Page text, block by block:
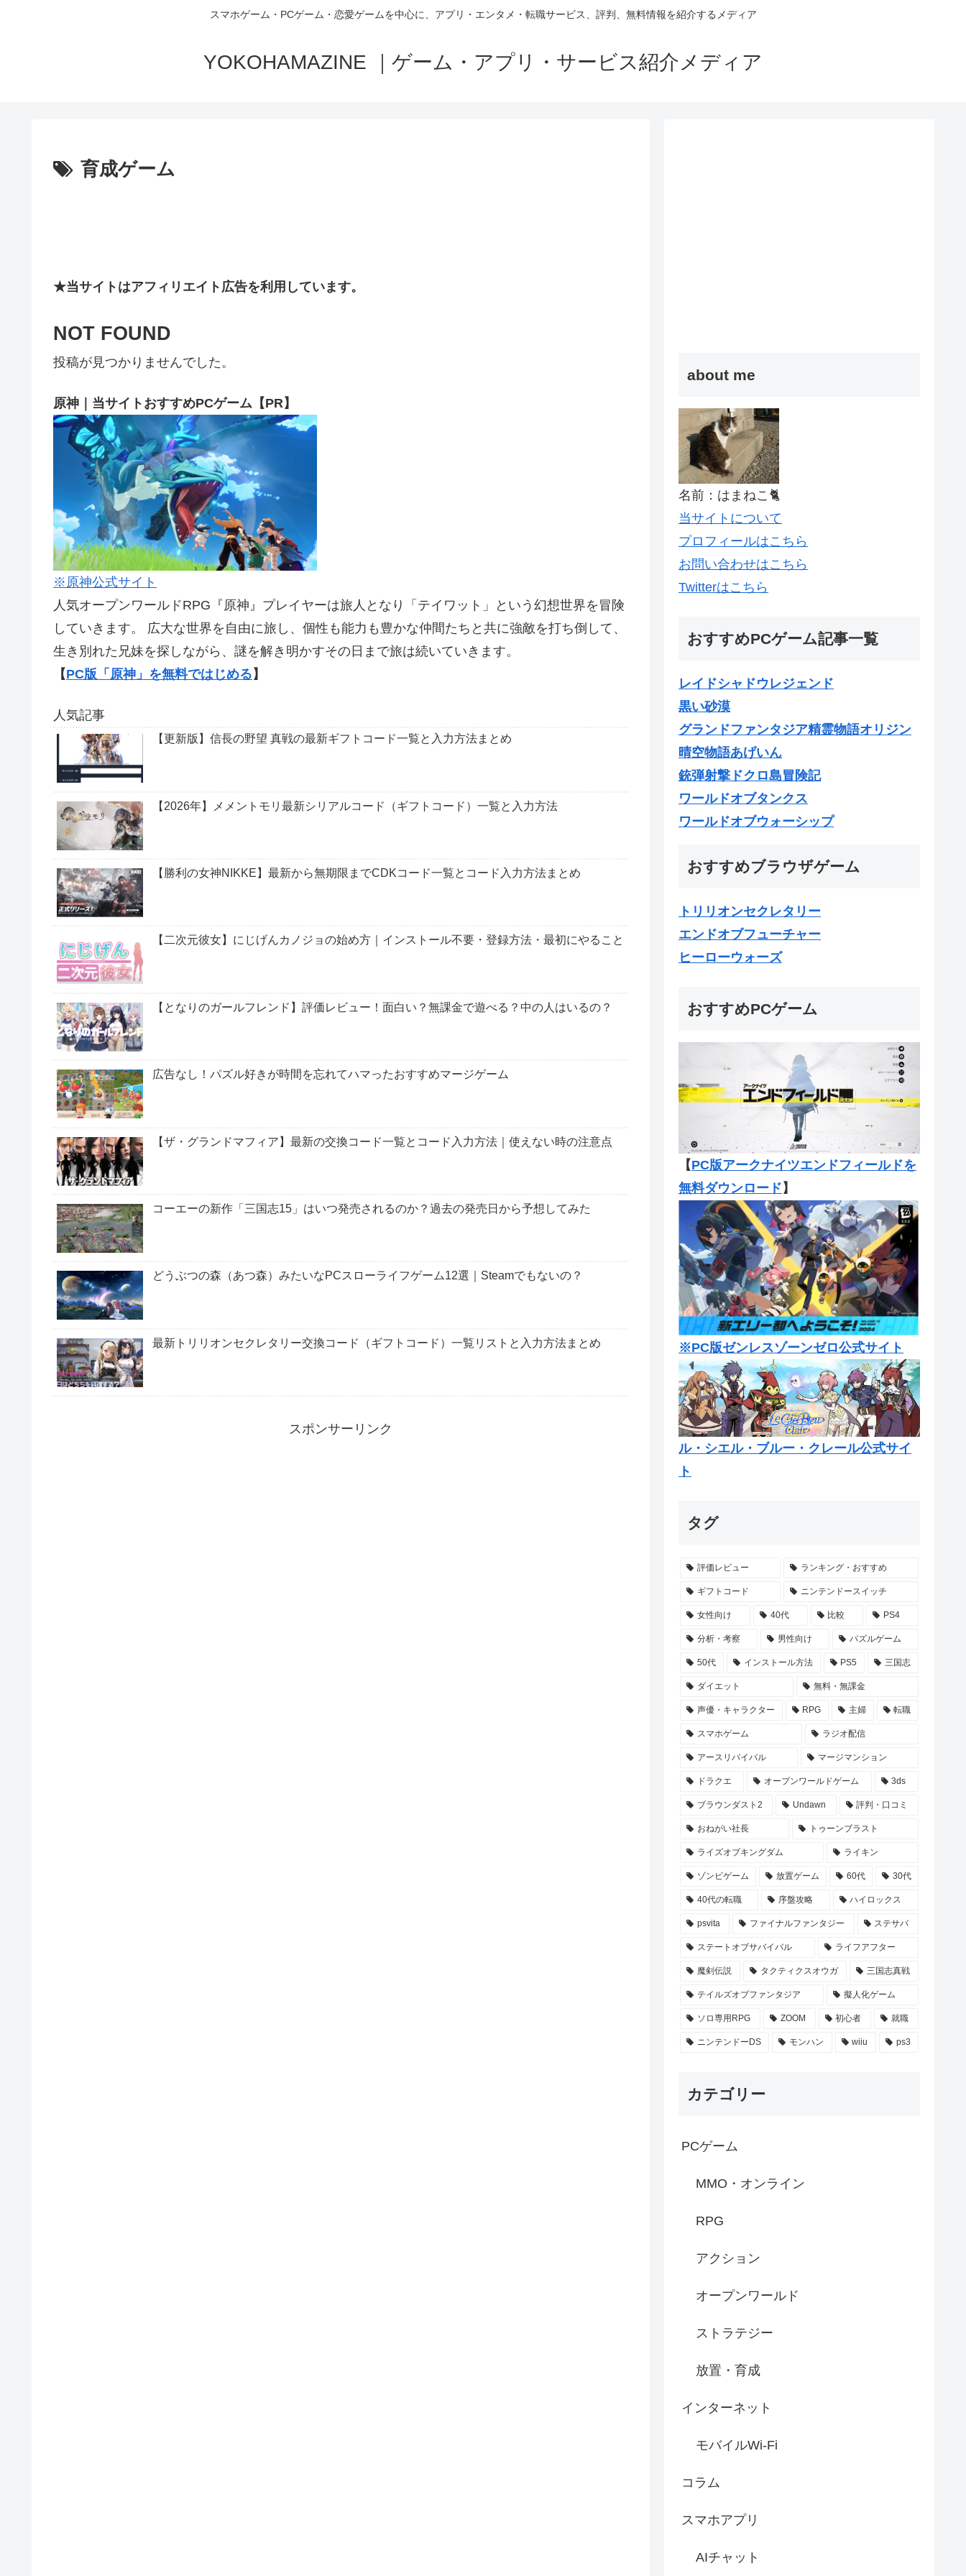
スマホゲーム・PCゲーム・恋愛ゲームを中心に、アプリ・エンタメ・転職サービス、評判、無料情報を紹介するメディア
YOKOHAMAZINE ｜ゲーム・アプリ・サービス紹介メディア
育成ゲーム
★当サイトはアフィリエイト広告を利用しています。
NOT FOUND
投稿が見つかりませんでした。
原神｜当サイトおすすめPCゲーム【PR】
※原神公式サイト
人気オープンワールドRPG『原神』プレイヤーは旅人となり「テイワット」という幻想世界を冒険
していきます。 広大な世界を自由に旅し、個性も能力も豊かな仲間たちと共に強敵を打ち倒して、
生き別れた兄妹を探しながら、謎を解き明かすその日まで旅は続いていきます。
【PC版「原神」を無料ではじめる 】
人気記事
【更新版】信長の野望 真戦の最新ギフトコード一覧と入力方法まとめ
【2026年】メメントモリ最新シリアルコード（ギフトコード）一覧と入力方法
【勝利の女神NIKKE】最新から無期限までCDKコード一覧とコード入力方法まとめ
【二次元彼女】にじげんカノジョの始め方｜インストール不要・登録方法・最初にやること
【となりのガールフレンド】評価レビュー！面白い？無課金で遊べる？中の人はいるの？
広告なし！パズル好きが時間を忘れてハマったおすすめマージゲーム
【ザ・グランドマフィア】最新の交換コード一覧とコード入力方法｜使えない時の注意点
コーエーの新作「三国志15」はいつ発売されるのか？過去の発売日から予想してみた
どうぶつの森（あつ森）みたいなPCスローライフゲーム12選｜Steamでもないの？
最新トリリオンセクレタリー交換コード（ギフトコード）一覧リストと入力方法まとめ
スポンサーリンク
about me
名前：はまねこ🐈
当サイトについて
プロフィールはこちら
お問い合わせはこちら
Twitterはこちら
おすすめPCゲーム記事一覧
レイドシャドウレジェンド
黒い砂漠
グランドファンタジア精霊物語オリジン
晴空物語あげいん
銃弾射撃ドクロ島冒険記
ワールドオブタンクス
ワールドオブウォーシップ
おすすめブラウザゲーム
トリリオンセクレタリー
エンドオブフューチャー
ヒーローウォーズ
おすすめPCゲーム
【PC版アークナイツエンドフィールドを
無料ダウンロード 】
※PC版ゼンレスゾーンゼロ公式サイト
ル・シエル・ブルー・クレール公式サイ
ト
タグ
評価レビュー ランキング・おすすめ
ギフトコード ニンテンドースイッチ
女性向け 40代 比較 PS4
分析・考察 男性向け パズルゲーム
50代 インストール方法 PS5 三国志
ダイエット 無料・無課金
声優・キャラクター RPG 主婦 転職
スマホゲーム ラジオ配信
アースリバイバル マージマンション
ドラクエ オープンワールドゲーム 3ds
ブラウンダスト2 Undawn 評判・口コミ
おねがい社長 トゥーンブラスト
ライズオブキングダム ライキン
ゾンビゲーム 放置ゲーム 60代 30代
40代の転職 序盤攻略 ハイロックス
psvita ファイナルファンタジー ステサバ
ステートオブサバイバル ライフアフター
魔剣伝説 タクティクスオウガ 三国志真戦
テイルズオブファンタジア 擬人化ゲーム
ソロ専用RPG ZOOM 初心者 就職
ニンテンドーDS モンハン wiiu ps3
カテゴリー
PCゲーム
MMO・オンライン
RPG
アクション
オープンワールド
ストラテジー
放置・育成
インターネット
モバイルWi-Fi
コラム
スマホアプリ
AIチャット